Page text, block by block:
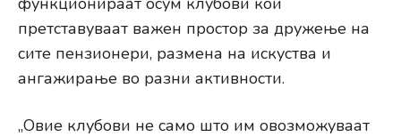
претставуваат важен простор за дружење на
сите пензионери, размена на искуства и
ангажирање во разни активности.
„Овие клубови не само што им овозможуваат